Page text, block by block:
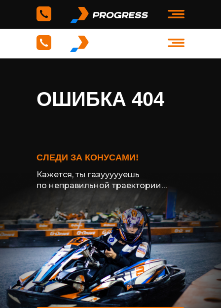
Кажется, ты газуууууешь
по неправильной траектории…
ОШИБКА 404
СЛЕДИ ЗА КОНУСАМИ!